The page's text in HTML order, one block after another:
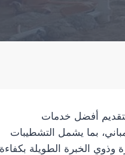
أفضل خدمات
بما يشمل التشطيبات
وذوي الخبرة الطويلة بكفاءة